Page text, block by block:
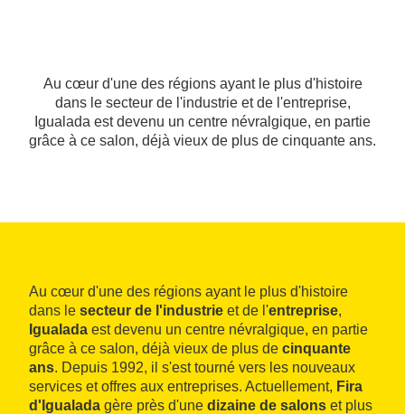
Au cœur d'une des régions ayant le plus d'histoire
dans le secteur de l'industrie et de l'entreprise,
Igualada est devenu un centre névralgique, en partie
grâce à ce salon, déjà vieux de plus de cinquante ans.
Au cœur d'une des régions ayant le plus d'histoire
dans le secteur de l'industrie et de l'entreprise,
Igualada est devenu un centre névralgique, en partie
grâce à ce salon, déjà vieux de plus de cinquante
ans. Depuis 1992, il s'est tourné vers les nouveaux
services et offres aux entreprises. Actuellement, Fira
d'Igualada gère près d'une dizaine de salons et plus